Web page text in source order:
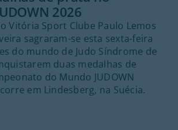
2026
Vitória Sport Clube Paulo Lemos
sagraram-se esta sexta-feira
do mundo de Judo Síndrome de
duas medalhas de
do Mundo JUDOWN
em Lindesberg, na Suécia.